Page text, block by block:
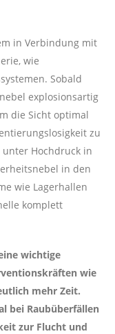
in Verbindung mit
wie
Sobald
explosionsartig
die Sicht optimal
zu
Hochdruck in
in den
wie Lagerhallen
komplett
wichtige
wie
mehr Zeit.
bei Raubüberfällen
zur Flucht und